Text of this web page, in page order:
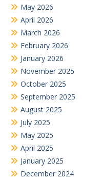
January 2025
December 2024
November 2024
October 2024
September 2024
August 2024
July 2024
June 2024
May 2024
April 2024
February 2024
December 2023
October 2023
September 2023